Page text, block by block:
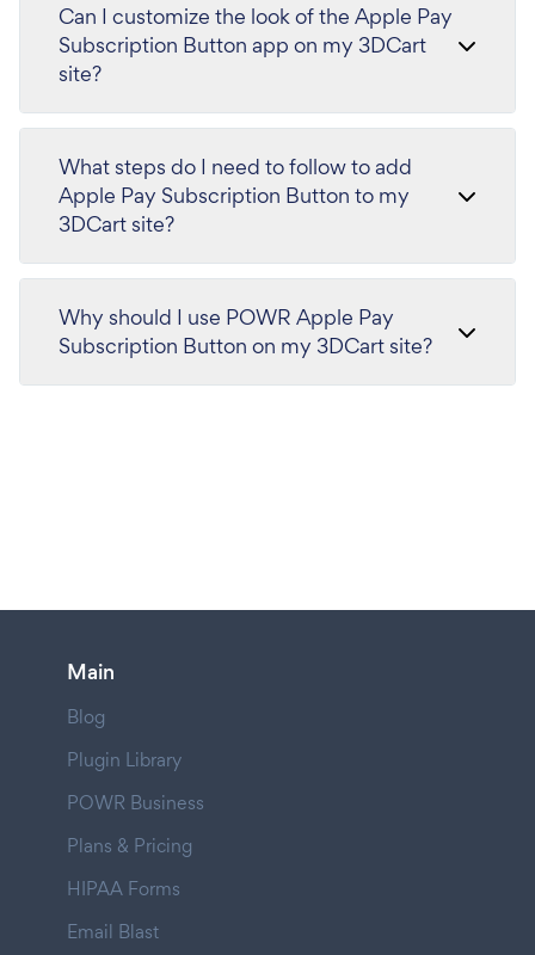
Can I customize the look of the Apple Pay
Subscription Button app on my 3DCart
site?
What steps do I need to follow to add
Apple Pay Subscription Button to my
3DCart site?
Why should I use POWR Apple Pay
Subscription Button on my 3DCart site?
Main
Blog
Plugin Library
POWR Business
Plans & Pricing
HIPAA Forms
Email Blast